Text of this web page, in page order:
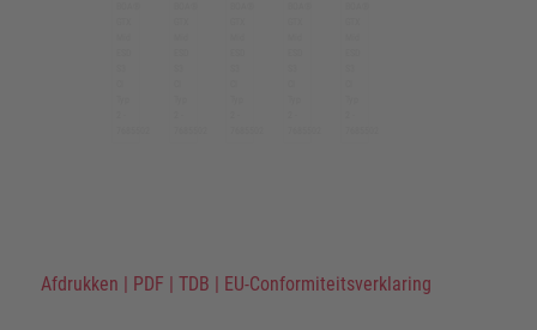
Afdrukken | PDF | TDB | EU-Conformiteitsverklaring